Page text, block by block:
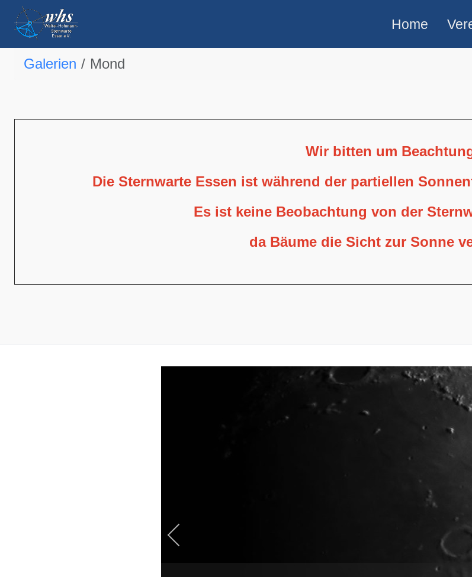
Home
Galerien Mond
Wir bitten um
Die Sternwarte Essen ist während der partiellen
Es ist keine Beobachtung von der
da Bäume die Sicht zur Sonne